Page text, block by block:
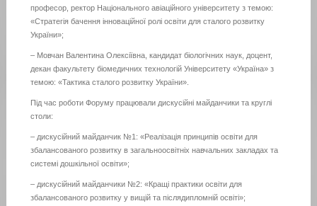
професор, ректор Національного авіаційного університету з темою:
«Стратегія бачення інноваційної ролі освіти для сталого розвитку
України»;
– Мовчан Валентина Олексіївна, кандидат біологічних наук, доцент,
декан факультету біомедичних технологій Університету «Україна» з
темою: «Тактика сталого розвитку України».
Під час роботи Форуму працювали дискусійні майданчики та круглі
столи:
– дискусійний майданчик №1: «Реалізація принципів освіти для
збалансованого розвитку в загальноосвітніх навчальних закладах та
системі дошкільної освіти»;
– дискусійний майданчики №2: «Кращі практики освіти для
збалансованого розвитку у вищій та післядипломній освіті»;